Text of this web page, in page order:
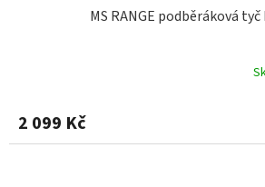
MS RANGE podběráková tyč
2 099 Kč